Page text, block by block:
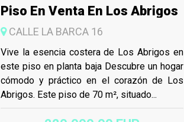
Piso En Venta En Los Abrigos
CALLE LA BARCA 16
Vive la esencia costera de Los Abrigos en
este piso en planta baja Descubre un hogar
cómodo y práctico en el corazón de Los
Abrigos. Este piso de 70 m², situado...